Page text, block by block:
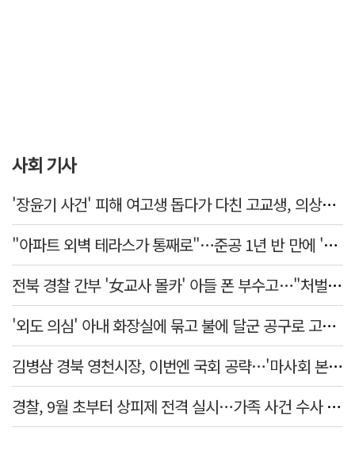
사회 기사
'장윤기 사건' 피해 여고생 돕다가 다친 고교생, 의상자 인정
"아파트 외벽 테라스가 통째로"…준공 1년 반 만에 '아찔 사고'
전북 경찰 간부 '女교사 몰카' 아들 폰 부수고…"처벌 못하는 사안" 내부망에 글
'외도 의심' 아내 화장실에 묶고 불에 달군 공구로 고문…남편 검거
김병삼 경북 영천시장, 이번엔 국회 공략…'마사회 본사 이전·광역교통망 확충' 요청
경찰, 9월 초부터 상피제 전격 실시…가족 사건 수사 못해